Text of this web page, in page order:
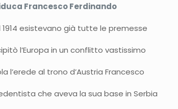
Francesco Ferdinando
1914 esistevano già tutte le premesse
l’Europa in un conflitto vastissimo
l’erede al trono d’Austria Francesco
che aveva la sua base in Serbia